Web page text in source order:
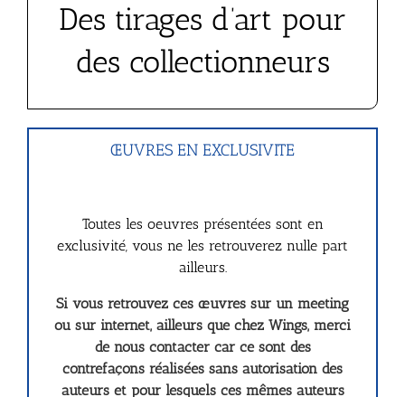
Des tirages d’art pour
des collectionneurs
ŒUVRES EN EXCLUSIVITE
Toutes les oeuvres présentées sont en
exclusivité, vous ne les retrouverez nulle part
ailleurs.
Si vous retrouvez ces œuvres sur un meeting
ou sur internet, ailleurs que chez Wings, merci
de nous contacter car ce sont des
contrefaçons réalisées sans autorisation des
auteurs et pour lesquels ces mêmes auteurs